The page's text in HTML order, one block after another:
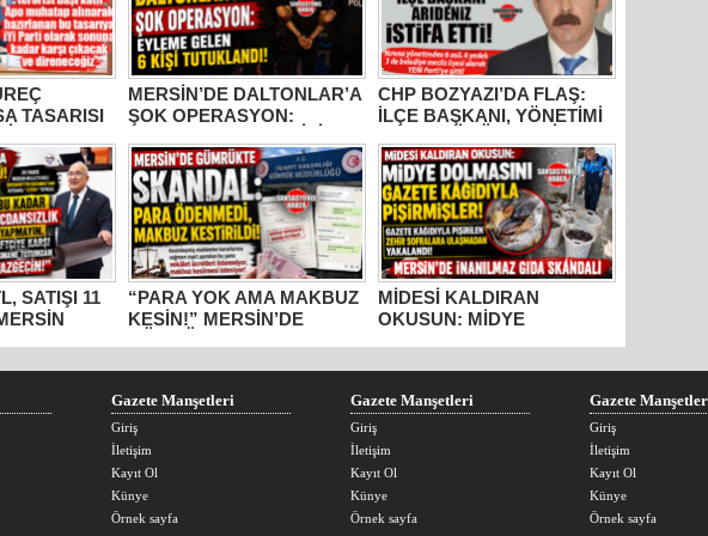
TASARISI
MERSİN
KOCAMAZ:
DEVRE
MERSİN’DE DALTONLAR’A
ŞOK OPERASYON:
TUTUKLANDI!
CHP BOZYAZI’DA FLAŞ:
İLÇE BAŞKANI, YÖNETİMİ
PARTİDEN AYRILDI, YENİ
PARTİ’YE GİTTİ!
SATIŞI 11
İKTİDARA
“PARA YOK AMA MAKBUZ
KESİN!” MERSİN’DE
MİDESİ KALDIRAN
OKUSUN: MİDYE
MERSİN’DE İNANILMAZ
Gazete Manşetleri
Giriş
İletişim
Kayıt Ol
Künye
Örnek sayfa
Gazete Manşetleri
Giriş
İletişim
Kayıt Ol
Künye
Örnek sayfa
Gazete
Giriş
İletişim
Kayıt Ol
Künye
Örnek sayfa